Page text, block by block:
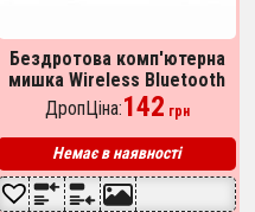
Бездротова комп'ютерна
мишка Wireless Bluetooth
Mouse G132. Колір: білий
ДропЦіна:142 грн
Немає в наявності